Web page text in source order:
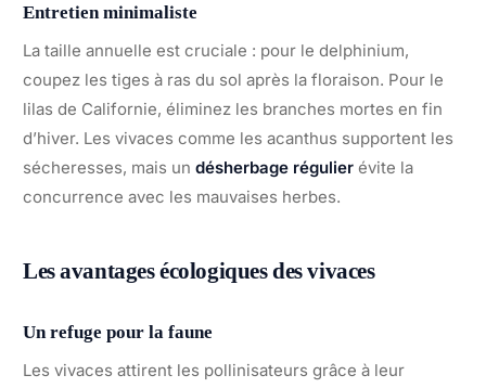
Entretien minimaliste
La taille annuelle est cruciale : pour le delphinium,
coupez les tiges à ras du sol après la floraison. Pour le
lilas de Californie, éliminez les branches mortes en fin
d’hiver. Les vivaces comme les acanthus supportent les
sécheresses, mais un désherbage régulier évite la
concurrence avec les mauvaises herbes.
Les avantages écologiques des vivaces
Un refuge pour la faune
Les vivaces attirent les pollinisateurs grâce à leur